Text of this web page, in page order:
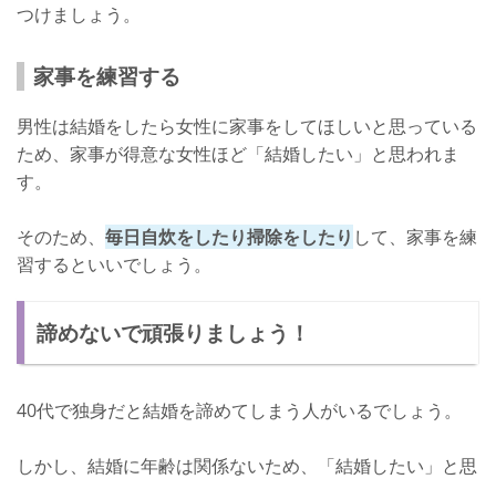
つけましょう。
家事を練習する
男性は結婚をしたら女性に家事をしてほしいと思っている
ため、家事が得意な女性ほど「結婚したい」と思われま
す。
そのため、 毎日自炊をしたり掃除をしたり して、家事を練
習するといいでしょう。
諦めないで頑張りましょう！
40代で独身だと結婚を諦めてしまう人がいるでしょう。
しかし、結婚に年齢は関係ないため、「結婚したい」と思